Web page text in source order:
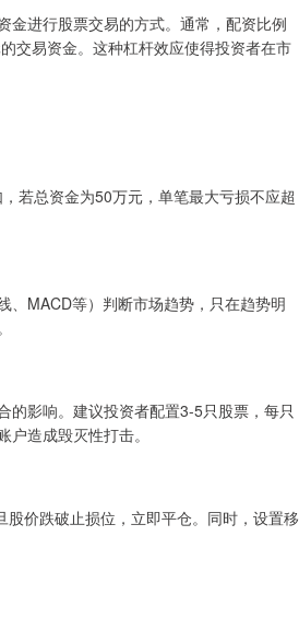
金进行股票交易的方式。通常，配资比例
交易资金。这种杠杆效应使得投资者在市
若总资金为50万元，单笔最大亏损不应超
、MACD等）判断市场趋势，只在趋势明
的影响。建议投资者配置3-5只股票，每只
造成毁灭性打击。
价跌破止损位，立即平仓。同时，设置移